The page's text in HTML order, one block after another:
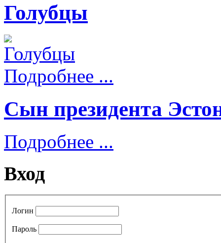
Голубцы
Подробнее ...
Сын президента
Подробнее ...
Вход
Логин
Пароль